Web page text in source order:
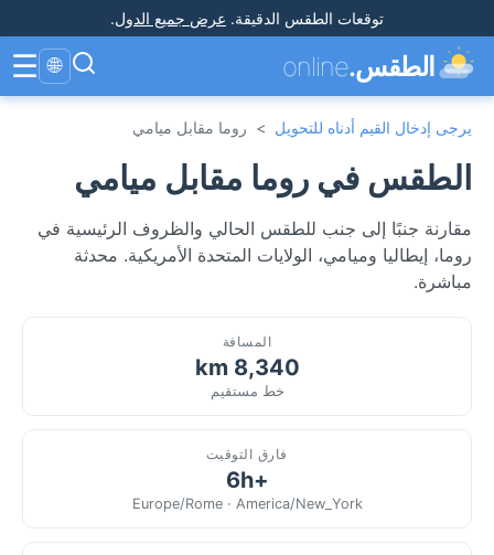
توقعات الطقس الدقيقة. عرض جميع الدول.
الطقس.online
🌐
☰
يرجى إدخال القيم أدناه للتحويل > روما مقابل ميامي
الطقس في روما مقابل ميامي
مقارنة جنبًا إلى جنب للطقس الحالي والظروف الرئيسية في
روما، إيطاليا وميامي، الولايات المتحدة الأمريكية. محدثة
مباشرة.
المسافة
8,340 km
خط مستقيم
فارق التوقيت
+6h
Europe/Rome · America/New_York